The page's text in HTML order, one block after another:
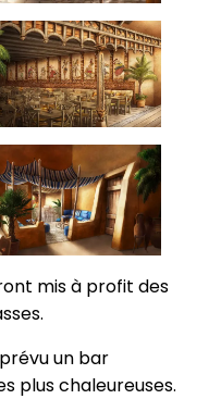
mis à profit des
un bar
plus chaleureuses.